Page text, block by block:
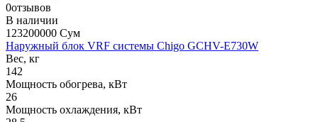
0отзывов
В наличии
123200000 Сум
Наружный блок VRF системы Chigo GCHV-E730W
Вес, кг
142
Мощность обогрева, кВт
26
Мощность охлаждения, кВт